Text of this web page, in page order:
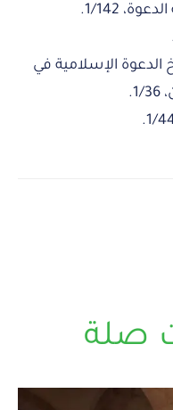
1/142.
الدعوة الإسلامية في
صلة